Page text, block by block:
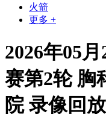
火箭
更多 +
2026年05
赛第2轮 胸
院 录像回